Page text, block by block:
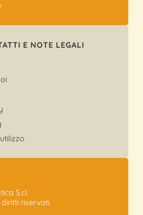
E NOTE LEGALI
S.r.l.
riservati.